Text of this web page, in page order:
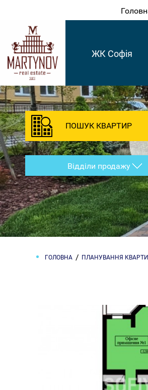
ЖК Софія
ПОШУК КВАРТИР
Відділи продажу
ГОЛОВНА ПЛАНУВАННЯ